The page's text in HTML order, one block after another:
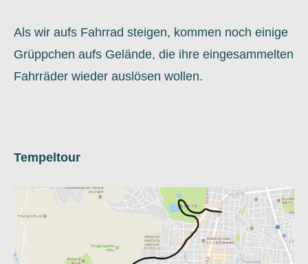
Als wir aufs Fahrrad steigen, kommen noch einige
Grüppchen aufs Gelände, die ihre eingesammelten
Fahrräder wieder auslösen wollen.
Tempeltour